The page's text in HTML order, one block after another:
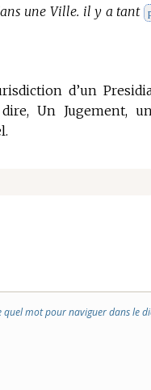
une Ville. il y a tant
d’un
Un Jugement,
quel mot pour naviguer dans le